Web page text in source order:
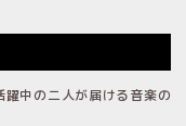
中の二人が届ける音楽の